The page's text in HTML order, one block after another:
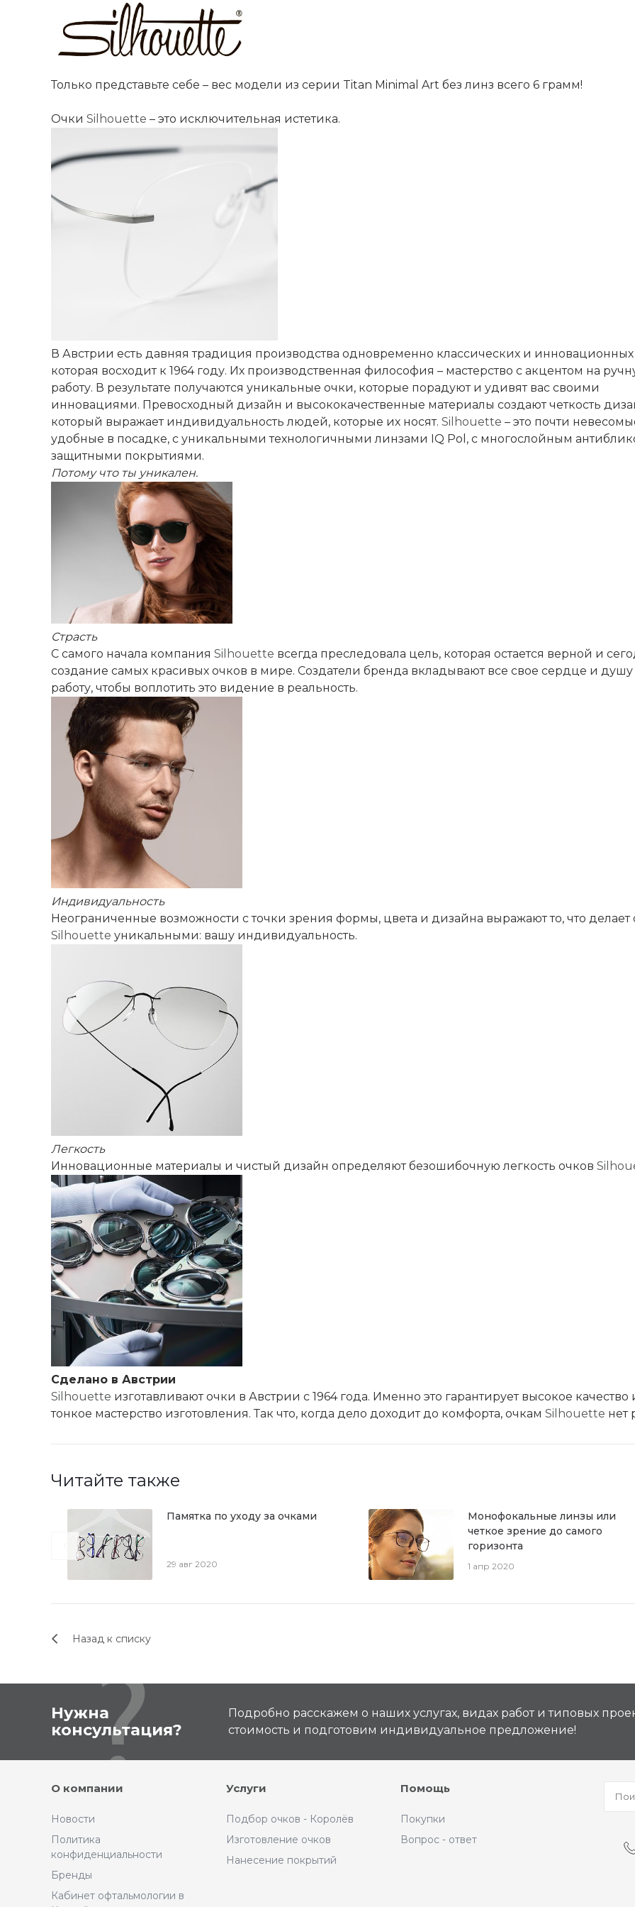
Пн-Пт: 10:00-19:45
Только представьте себе – вес модели из серии Titan Minimal Art без линз всего 6 грамм!
Очки Silhouette – это исключительная истетика.
В Австрии есть давняя традиция производства одновременно классических и инновационных
которая восходит к 1964 году. Их производственная философия – мастерство с акцентом на
работу. В результате получаются уникальные очки, которые порадуют и удивят вас своими
инновациями. Превосходный дизайн и высококачественные материалы создают четкость
который выражает индивидуальность людей, которые их носят. Silhouette – это почти
удобные в посадке, с уникальными технологичными линзами IQ Pol, с многослойным
защитными покрытиями.
Потому что ты уникален.
Страсть
С самого начала компания Silhouette всегда преследовала цель, которая остается верной и
создание самых красивых очков в мире. Создатели бренда вкладывают все свое сердце и
работу, чтобы воплотить это видение в реальность.
Индивидуальность
Неограниченные возможности с точки зрения формы, цвета и дизайна выражают то, что делает
Silhouette уникальными: вашу индивидуальность.
Легкость
Инновационные материалы и чистый дизайн определяют безошибочную легкость очков
Сделано в Австрии
Silhouette изготавливают очки в Австрии с 1964 года. Именно это гарантирует высокое качество
тонкое мастерство изготовления. Так что, когда дело доходит до комфорта, очкам Silhouette нет
Читайте также
Памятка по уходу за очками
29 авг 2020
Монофокальные линзы или
четкое зрение до самого
горизонта
1 апр 2020
Назад к списку
Нужна
консультация?
Подробно расскажем о наших услугах, видах работ и типовых
стоимость и подготовим индивидуальное предложение!
О компании
Новости
Политика
конфиденциальности
Бренды
Кабинет офтальмологии в
Услуги
Подбор очков - Королёв
Изготовление очков
Нанесение покрытий
Помощь
Покупки
Вопрос - ответ